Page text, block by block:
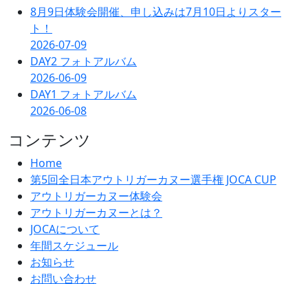
8月9日体験会開催、申し込みは7月10日よりスター
ト！
2026-07-09
DAY2 フォトアルバム
2026-06-09
DAY1 フォトアルバム
2026-06-08
コンテンツ
Home
第5回全日本アウトリガーカヌー選手権 JOCA CUP
アウトリガーカヌー体験会
アウトリガーカヌーとは？
JOCAについて
年間スケジュール
お知らせ
お問い合わせ